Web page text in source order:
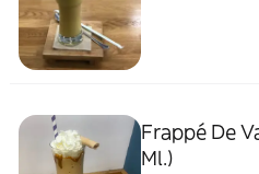
Frappé De
Ml.)